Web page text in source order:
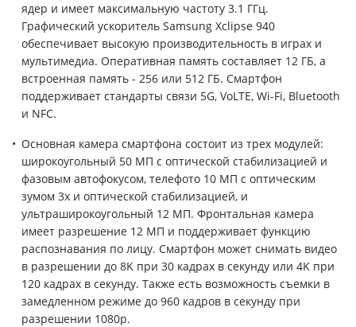
ядер и имеет максимальную частоту 3.1 ГГц.
Графический ускоритель Samsung Xclipse 940
обеспечивает высокую производительность в играх и
мультимедиа. Оперативная память составляет 12 ГБ, а
встроенная память - 256 или 512 ГБ. Смартфон
поддерживает стандарты связи 5G, VoLTE, Wi-Fi, Bluetooth
и NFC.
Основная камера смартфона состоит из трех модулей:
широкоугольный 50 МП с оптической стабилизацией и
фазовым автофокусом, телефото 10 МП с оптическим
зумом 3x и оптической стабилизацией, и
ультраширокоугольный 12 МП. Фронтальная камера
имеет разрешение 12 МП и поддерживает функцию
распознавания по лицу. Смартфон может снимать видео
в разрешении до 8K при 30 кадрах в секунду или 4K при
120 кадрах в секунду. Также есть возможность съемки в
замедленном режиме до 960 кадров в секунду при
разрешении 1080p.